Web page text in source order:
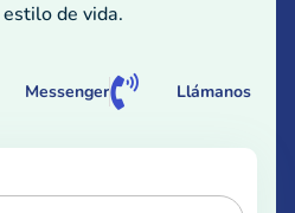
de vida.
Messenger Llámanos